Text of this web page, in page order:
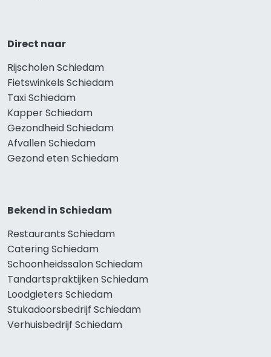
Direct naar
Rijscholen Schiedam
Fietswinkels Schiedam
Taxi Schiedam
Kapper Schiedam
Gezondheid Schiedam
Afvallen Schiedam
Gezond eten Schiedam
Bekend in Schiedam
Restaurants Schiedam
Catering Schiedam
Schoonheidssalon Schiedam
Tandartspraktijken Schiedam
Loodgieters Schiedam
Stukadoorsbedrijf Schiedam
Verhuisbedrijf Schiedam